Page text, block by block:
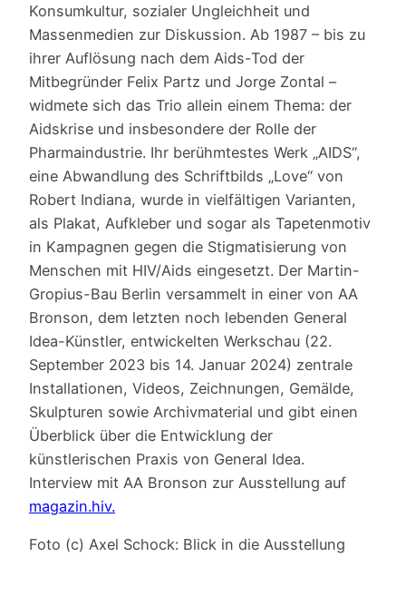
Konsumkultur, sozialer Ungleichheit und
Massenmedien zur Diskussion. Ab 1987 – bis zu
ihrer Auflösung nach dem Aids-Tod der
Mitbegründer Felix Partz und Jorge Zontal –
widmete sich das Trio allein einem Thema: der
Aidskrise und insbesondere der Rolle der
Pharmaindustrie. Ihr berühmtestes Werk „AIDS“,
eine Abwandlung des Schriftbilds „Love“ von
Robert Indiana, wurde in vielfältigen Varianten,
als Plakat, Aufkleber und sogar als Tapetenmotiv
in Kampagnen gegen die Stigmatisierung von
Menschen mit HIV/Aids eingesetzt. Der Martin-
Gropius-Bau Berlin versammelt in einer von AA
Bronson, dem letzten noch lebenden General
Idea-Künstler, entwickelten Werkschau (22.
September 2023 bis 14. Januar 2024) zentrale
Installationen, Videos, Zeichnungen, Gemälde,
Skulpturen sowie Archivmaterial und gibt einen
Überblick über die Entwicklung der
künstlerischen Praxis von General Idea.
Interview mit AA Bronson zur Ausstellung auf
magazin.hiv.
Foto (c) Axel Schock: Blick in die Ausstellung